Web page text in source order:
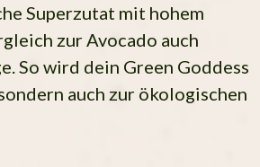
Superzutat mit hohem
zur Avocado auch
So wird dein Green Goddess
auch zur ökologischen